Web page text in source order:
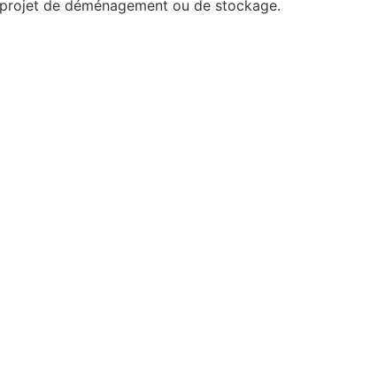
de déménagement ou de stockage.